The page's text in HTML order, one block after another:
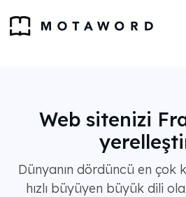
Web sitenizi
Dünyanın dördüncü en çok
hızlı büyüyen büyük dili